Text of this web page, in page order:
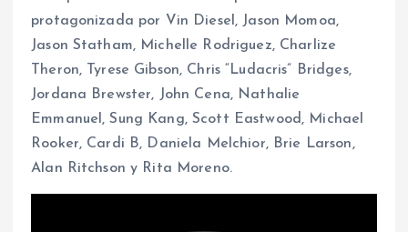
protagonizada por Vin Diesel, Jason Momoa,
Jason Statham, Michelle Rodriguez, Charlize
Theron, Tyrese Gibson, Chris “Ludacris” Bridges,
Jordana Brewster, John Cena, Nathalie
Emmanuel, Sung Kang, Scott Eastwood, Michael
Rooker, Cardi B, Daniela Melchior, Brie Larson,
Alan Ritchson y Rita Moreno.